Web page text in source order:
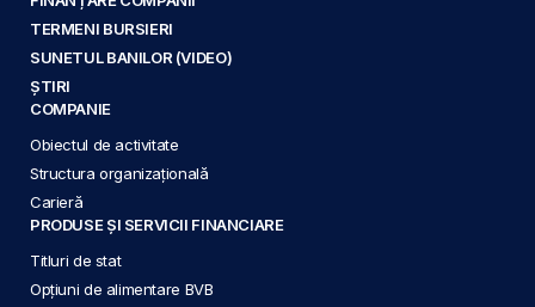
TERMENI BURSIERI
SUNETUL BANILOR (VIDEO)
ȘTIRI
COMPANIE
Obiectul de activitate
Structura organizațională
Carieră
PRODUSE ȘI SERVICII FINANCIARE
Titluri de stat
Opțiuni de alimentare BVB